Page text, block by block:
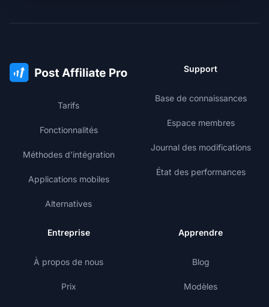
Tarifs
Fonctionnalités
Méthodes d'intégration
Applications mobiles
Alternatives
Support
Base de connaissances
Espace membres
Journal des modifications
État des performances
Entreprise
À propos de nous
Prix
Apprendre
Blog
Modèles